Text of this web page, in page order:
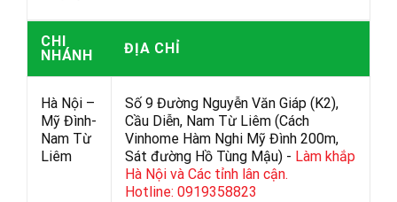
CHI
NHÁNH
ĐỊA CHỈ
Hà Nội –
Mỹ Đình-
Nam Từ
Liêm
Số 9 Đường Nguyễn Văn Giáp (K2),
Cầu Diễn, Nam Từ Liêm (Cách
Vinhome Hàm Nghi Mỹ Đình 200m,
Sát đường Hồ Tùng Mậu) - Làm khắp
Hà Nội và Các tỉnh lân cận.
Hotline: 0919358823